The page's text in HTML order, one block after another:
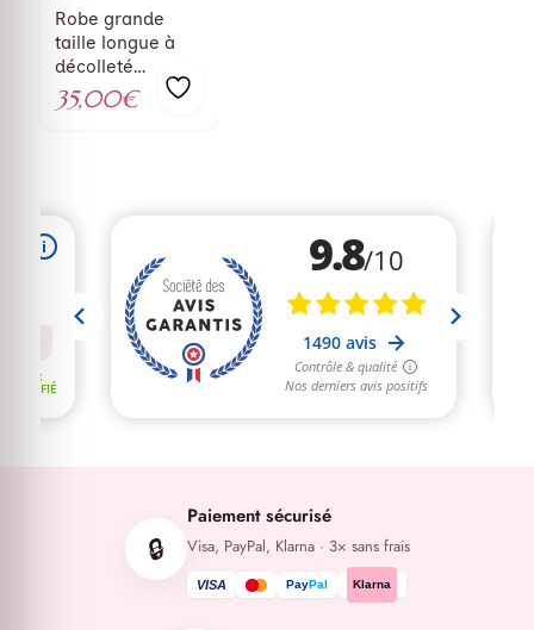
Robe grande
taille longue à
décolleté
plongeant lime
35,00€
de
🔒
Paiement sécurisé
Visa, PayPal, Klarna · 3× sans frais
VISA PayPal Klarna